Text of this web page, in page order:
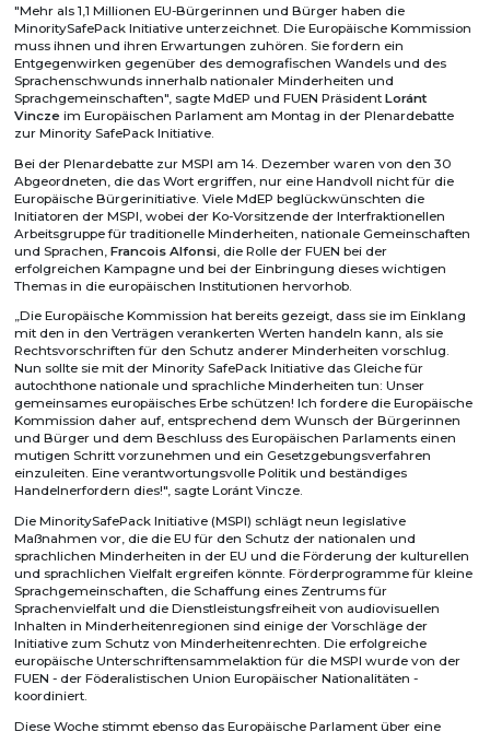
"Mehr als 1,1 Millionen EU-Bürgerinnen und Bürger haben die
MinoritySafePack Initiative unterzeichnet. Die Europäische Kommission
muss ihnen und ihren Erwartungen zuhören. Sie fordern ein
Entgegenwirken gegenüber des demografischen Wandels und des
Sprachenschwunds innerhalb nationaler Minderheiten und
Sprachgemeinschaften", sagte MdEP und FUEN PräsidentLoránt
Vincze im Europäischen Parlament am Montag in der Plenardebatte
zur Minority SafePack Initiative.
Bei der Plenardebatte zur MSPI am 14. Dezember waren von den 30
Abgeordneten, die das Wort ergriffen, nur eine Handvoll nicht für die
Europäische Bürgerinitiative. Viele MdEP beglückwünschten die
Initiatoren der MSPI, wobei der Ko-Vorsitzende der Interfraktionellen
Arbeitsgruppe für traditionelle Minderheiten, nationale Gemeinschaften
und Sprachen,Francois Alfonsi , die Rolle der FUEN bei der
erfolgreichen Kampagne und bei der Einbringung dieses wichtigen
Themas in die europäischen Institutionen hervorhob.
„Die Europäische Kommission hat bereits gezeigt, dass sie im Einklang
mit den in den Verträgen verankerten Werten handeln kann, als sie
Rechtsvorschriften für den Schutz anderer Minderheiten vorschlug.
Nun sollte sie mit der Minority SafePack Initiative das Gleiche für
autochthone nationale und sprachliche Minderheiten tun: Unser
gemeinsames europäisches Erbe schützen! Ich fordere die Europäische
Kommission daher auf, entsprechend dem Wunsch der Bürgerinnen
und Bürger und dem Beschluss des Europäischen Parlaments einen
mutigen Schritt vorzunehmen und ein Gesetzgebungsverfahren
einzuleiten. Eine verantwortungsvolle Politik und beständiges
Handelnerfordern dies!", sagte Loránt Vincze.
Die MinoritySafePack Initiative (MSPI) schlägt neun legislative
Maßnahmen vor, die die EU für den Schutz der nationalen und
sprachlichen Minderheiten in der EU und die Förderung der kulturellen
und sprachlichen Vielfalt ergreifen könnte. Förderprogramme für kleine
Sprachgemeinschaften, die Schaffung eines Zentrums für
Sprachenvielfalt und die Dienstleistungsfreiheit von audiovisuellen
Inhalten in Minderheitenregionen sind einige der Vorschläge der
Initiative zum Schutz von Minderheitenrechten. Die erfolgreiche
europäische Unterschriftensammelaktion für die MSPI wurde von der
FUEN - der Föderalistischen Union Europäischer Nationalitäten -
koordiniert.
Diese Woche stimmt ebenso das Europäische Parlament über eine